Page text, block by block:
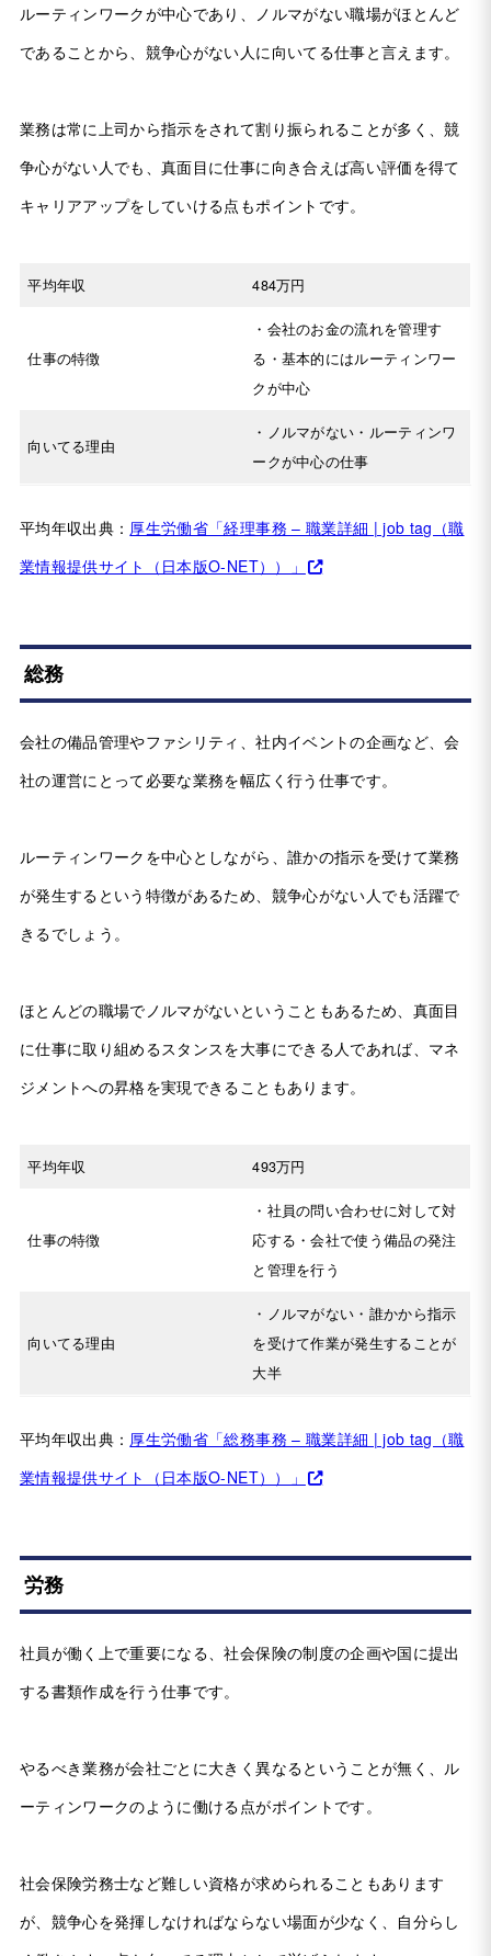
ルーティンワークが中心であり、ノルマがない職場がほとんど
であることから、競争心がない人に向いてる仕事と言えます。
業務は常に上司から指示をされて割り振られることが多く、競
争心がない人でも、真面目に仕事に向き合えば高い評価を得て
キャリアアップをしていける点もポイントです。
平均年収 484万円
仕事の特徴
・会社のお金の流れを管理す
る・基本的にはルーティンワー
クが中心
向いてる理由
・ノルマがない・ルーティンワ
ークが中心の仕事
平均年収出典： 厚生労働省「経理事務 – 職業詳細 | job tag（職
業情報提供サイト（日本版O-NET））」
総務
会社の備品管理やファシリティ、社内イベントの企画など、会
社の運営にとって必要な業務を幅広く行う仕事です。
ルーティンワークを中心としながら、誰かの指示を受けて業務
が発生するという特徴があるため、競争心がない人でも活躍で
きるでしょう。
ほとんどの職場でノルマがないということもあるため、真面目
に仕事に取り組めるスタンスを大事にできる人であれば、マネ
ジメントへの昇格を実現できることもあります。
平均年収 493万円
仕事の特徴
・社員の問い合わせに対して対
応する・会社で使う備品の発注
と管理を行う
向いてる理由
・ノルマがない・誰かから指示
を受けて作業が発生することが
大半
平均年収出典： 厚生労働省「総務事務 – 職業詳細 | job tag（職
業情報提供サイト（日本版O-NET））」
労務
社員が働く上で重要になる、社会保険の制度の企画や国に提出
する書類作成を行う仕事です。
やるべき業務が会社ごとに大きく異なるということが無く、ル
ーティンワークのように働ける点がポイントです。
社会保険労務士など難しい資格が求められることもあります
が、競争心を発揮しなければならない場面が少なく、自分らし